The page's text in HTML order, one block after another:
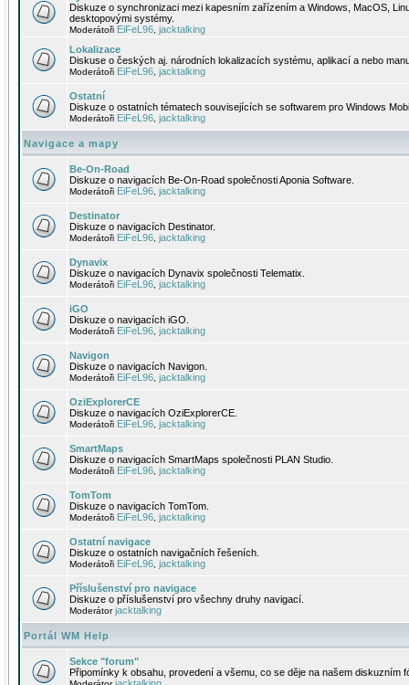
Diskuze o synchronizaci mezi kapesním zařízením a Windows, MacOS,
desktopovými systémy.
Moderátoři EiFeL96 jacktalking
Lokalizace
Diskuse o českých aj. národních lokalizacích systému, aplikací a nebo
Moderátoři EiFeL96 jacktalking
Ostatní
Diskuze o ostatních tématech souvisejících se softwarem pro Windows
Moderátoři EiFeL96 jacktalking
Navigace a mapy
Be-On-Road
Diskuze o navigacích Be-On-Road společnosti Aponia Software.
Moderátoři EiFeL96 jacktalking
Destinator
Diskuze o navigacích Destinator.
Moderátoři EiFeL96 jacktalking
Dynavix
Diskuze o navigacích Dynavix společnosti Telematix.
Moderátoři EiFeL96 jacktalking
iGO
Diskuze o navigacích iGO.
Moderátoři EiFeL96 jacktalking
Navigon
Diskuze o navigacích Navigon.
Moderátoři EiFeL96 jacktalking
OziExplorerCE
Diskuze o navigacích OziExplorerCE.
Moderátoři EiFeL96 jacktalking
SmartMaps
Diskuze o navigacích SmartMaps společnosti PLAN Studio.
Moderátoři EiFeL96 jacktalking
TomTom
Diskuze o navigacích TomTom.
Moderátoři EiFeL96 jacktalking
Ostatní navigace
Diskuze o ostatních navigačních řešeních.
Moderátoři EiFeL96 jacktalking
Příslušenství pro navigace
Diskuze o příslušenství pro všechny druhy navigací.
Moderátorjacktalking
Portál WM Help
Sekce "forum"
Připomínky k obsahu, provedení a všemu, co se děje na našem diskuzním